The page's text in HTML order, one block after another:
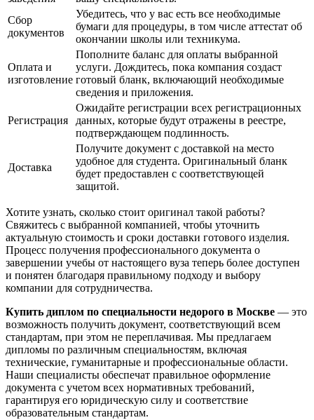
Сбор
документов
Убедитесь, что у вас есть все необходимые
бумаги для процедуры, в том числе аттестат об
окончании школы или техникума.
Оплата и
изготовление
Пополните баланс для оплаты выбранной
услуги. Дождитесь, пока компания создаст
готовый бланк, включающий необходимые
сведения и приложения.
Регистрация
Ожидайте регистрации всех регистрационных
данных, которые будут отражены в реестре,
подтверждающем подлинность.
Доставка
Получите документ с доставкой на место
удобное для студента. Оригинальный бланк
будет предоставлен с соответствующей
защитой.
Хотите узнать, сколько стоит оригинал такой работы?
Свяжитесь с выбранной компанией, чтобы уточнить
актуальную стоимость и сроки доставки готового изделия.
Процесс получения профессионального документа о
завершении учебы от настоящего вуза теперь более доступен
и понятен благодаря правильному подходу и выбору
компании для сотрудничества.
Купить диплом по специальности недорого в Москве — это
возможность получить документ, соответствующий всем
стандартам, при этом не переплачивая. Мы предлагаем
дипломы по различным специальностям, включая
технические, гуманитарные и профессиональные области.
Наши специалисты обеспечат правильное оформление
документа с учетом всех нормативных требований,
гарантируя его юридическую силу и соответствие
образовательным стандартам.